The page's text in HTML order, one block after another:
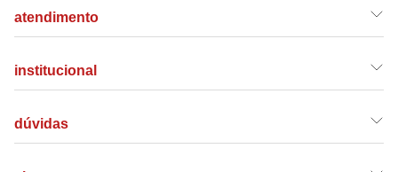
atendimento
institucional
dúvidas